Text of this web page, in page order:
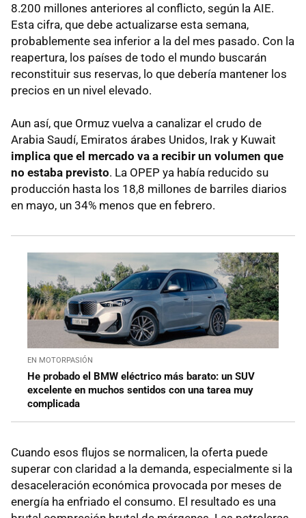
8.200 millones anteriores al conflicto, según la AIE.
Esta cifra, que debe actualizarse esta semana,
probablemente sea inferior a la del mes pasado. Con la
reapertura, los países de todo el mundo buscarán
reconstituir sus reservas, lo que debería mantener los
precios en un nivel elevado.
Aun así, que Ormuz vuelva a canalizar el crudo de
Arabia Saudí, Emiratos árabes Unidos, Irak y Kuwait
implica que el mercado va a recibir un volumen que
no estaba previsto. La OPEP ya había reducido su
producción hasta los 18,8 millones de barriles diarios
en mayo, un 34% menos que en febrero.
EN MOTORPASIÓN
He probado el BMW eléctrico más barato: un SUV
excelente en muchos sentidos con una tarea muy
complicada
Cuando esos flujos se normalicen, la oferta puede
superar con claridad a la demanda, especialmente si la
desaceleración económica provocada por meses de
energía ha enfriado el consumo. El resultado es una